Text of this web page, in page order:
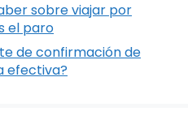
sobre viajar por
el paro
de confirmación de
efectiva?